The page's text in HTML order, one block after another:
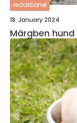
redaktionel
18. January 2024